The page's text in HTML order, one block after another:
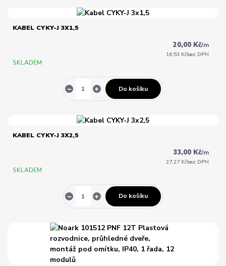
KABEL CYKY-J 3X1,5
20,00 Kč/m
16,53 Kčbez DPH
SKLADEM
Do košíku
KABEL CYKY-J 3X2,5
33,00 Kč/m
27,27 Kčbez DPH
SKLADEM
Do košíku